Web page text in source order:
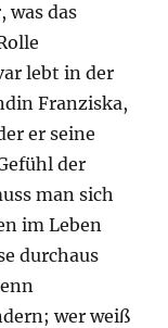
was das
lebt in der
Franziska,
er seine
der
man sich
im Leben
durchaus
wer weiß